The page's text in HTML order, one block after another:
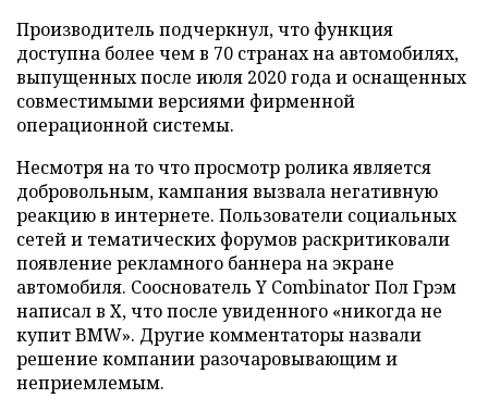
Производитель подчеркнул, что функция
доступна более чем в 70 странах на автомобилях,
выпущенных после июля 2020 года и оснащенных
совместимыми версиями фирменной
операционной системы.
Несмотря на то что просмотр ролика является
добровольным, кампания вызвала негативную
реакцию в интернете. Пользователи социальных
сетей и тематических форумов раскритиковали
появление рекламного баннера на экране
автомобиля. Сооснователь Y Combinator Пол Грэм
написал в X, что после увиденного «никогда не
купит BMW». Другие комментаторы назвали
решение компании разочаровывающим и
неприемлемым.